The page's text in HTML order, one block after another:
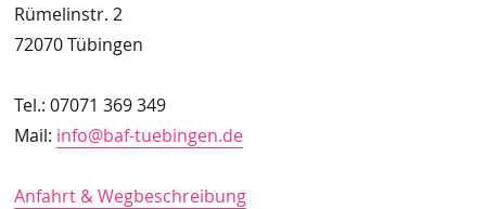
Rümelinstr. 2
72070 Tübingen
Tel.: 07071 369 349
Mail: info@baf-tuebingen.de
Anfahrt & Wegbeschreibung